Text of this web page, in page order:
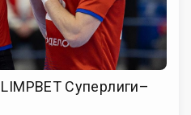
Суперлиги–